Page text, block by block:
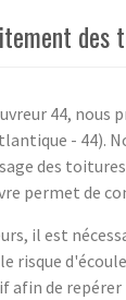
des
44,
- 44).
des
permet de
il est
risque
afin de